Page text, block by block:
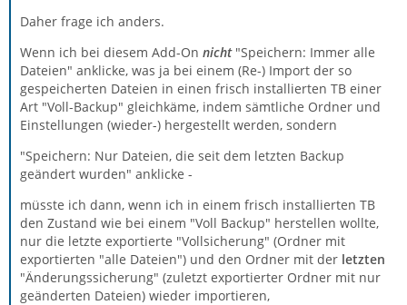
Daher frage ich anders.
Wenn ich bei diesem Add-On nicht"Speichern: Immer alle
Dateien" anklicke, was ja bei einem (Re-) Import der so
gespeicherten Dateien in einen frisch installierten TB einer
Art "Voll-Backup" gleichkäme, indem sämtliche Ordner und
Einstellungen (wieder-) hergestellt werden, sondern
"Speichern: Nur Dateien, die seit dem letzten Backup
geändert wurden" anklicke -
müsste ich dann, wenn ich in einem frisch installierten TB
den Zustand wie bei einem "Voll Backup" herstellen wollte,
nur die letzte exportierte "Vollsicherung" (Ordner mit
exportierten "alle Dateien") und den Ordner mit der letzten
"Änderungssicherung" (zuletzt exportierter Ordner mit nur
geänderten Dateien) wieder importieren,